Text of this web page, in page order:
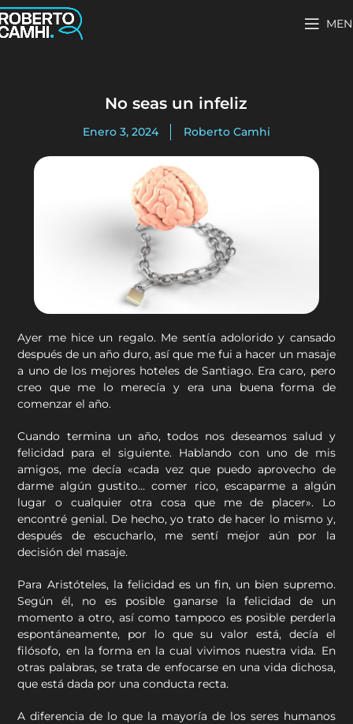
No seas un infeliz
Enero 3, 2024 Roberto Camhi
Ayer me hice un regalo. Me sentía adolorido y cansado
después de un año duro, así que me fui a hacer un masaje
a uno de los mejores hoteles de Santiago. Era caro, pero
creo que me lo merecía y era una buena forma de
comenzar el año.
Cuando termina un año, todos nos deseamos salud y
felicidad para el siguiente. Hablando con uno de mis
amigos, me decía «cada vez que puedo aprovecho de
darme algún gustito… comer rico, escaparme a algún
lugar o cualquier otra cosa que me de placer». Lo
encontré genial. De hecho, yo trato de hacer lo mismo y,
después de escucharlo, me sentí mejor aún por la
decisión del masaje.
Para Aristóteles, la felicidad es un fin, un bien supremo.
Según él, no es posible ganarse la felicidad de un
momento a otro, así como tampoco es posible perderla
espontáneamente, por lo que su valor está, decía el
filósofo, en la forma en la cual vivimos nuestra vida. En
otras palabras, se trata de enfocarse en una vida dichosa,
que está dada por una conducta recta.
A diferencia de lo que la mayoría de los seres humanos